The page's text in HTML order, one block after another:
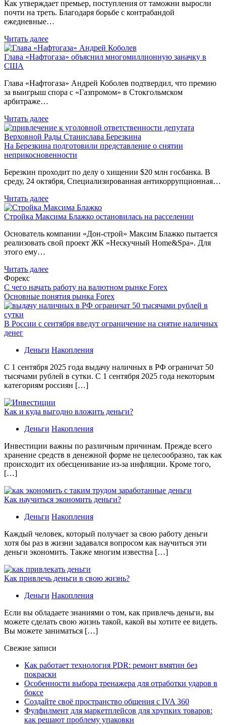
Как утверждает премьер, поступления от таможни выросли
почти на треть. Благодаря борьбе с контрабандой
ежедневные…
Читать далее
Глава «Нафтогаза» объяснил многомиллионную заначку в
США
Глава «Нафтогаза» Андрей Коболев подтвердил, что премию
за выигрыш спора с «Газпромом» в Стокгольмском
арбитраже…
Читать далее
На Березкина подготовили представление о снятии
неприкосновенности
Березкин проходит по делу о хищении $20 млн госбанка. В
среду, 24 октября, Специализированная антикоррупционная…
Читать далее
Стройка Максима Блажко остановилась на расселении
Основатель компании «Дон-строй» Максим Блажко пытается
реализовать свой проект ЖК «Нескучный Home&Spa». Для
этого ему…
Читать далее
Форекс
С чего начать работу на валютном рынке Forex
Основные понятия рынка Forex
В России с сентября введут ограничение на снятие наличных
денег
Деньги Накопления
С 1 сентября 2025 года выдачу наличных в РФ ограничат 50
тысячами рублей в сутки. С 1 сентября 2025 года некоторым
категориям россиян […]
Как и куда выгодно вложить деньги?
Деньги Накопления
Инвестиции важны по различным причинам. Прежде всего
хранение средств в денежной форме не целесообразно, так как
происходит их обесценивание из-за инфляции. Кроме того,
[…]
Как научиться экономить деньги?
Деньги Накопления
Каждый человек, который получает за свою работу деньги
хотя бы раз в жизни задавался вопросом как научиться эти
деньги экономить. Также многим известна […]
Как привлечь деньги в свою жизнь?
Деньги Накопления
Если вы обладаете знаниями о том, как привлечь деньги, вы
можете сделать свою жизнь такой, какой вы хотите ее видеть.
Вы можете заниматься […]
Свежие записи
Как работает технология PDR: ремонт вмятин без
покраски
Особенности выбора тренажера для отработки ударов в
боксе
Создайте своё пространство общения с IVA 360
Фулфилмент для маркетплейсов для хрупких товаров:
как решают проблему упаковки